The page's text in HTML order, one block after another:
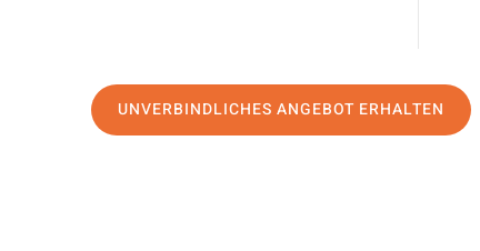
UNVERBINDLICHES ANGEBOT ERHALTEN